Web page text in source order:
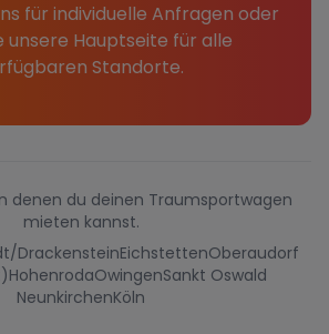
für individuelle Anfragen oder
unsere Hauptseite für alle
Standorte.
denen du deinen Traumsportwagen
mieten kannst.
DrackensteinEichstettenOberaudorf
HohenrodaOwingenSankt Oswald
NeunkirchenKöln